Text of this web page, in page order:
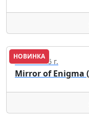
НОВИНКА
13.11.2026 г.
Mirror of Enigma